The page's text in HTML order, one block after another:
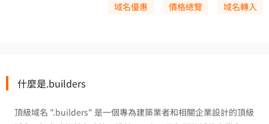
域名優惠
價格總覽 域名轉入
什麼是.builders
頂級域名 ".builders" 是一個專為建築業者和相關企業設計的頂級